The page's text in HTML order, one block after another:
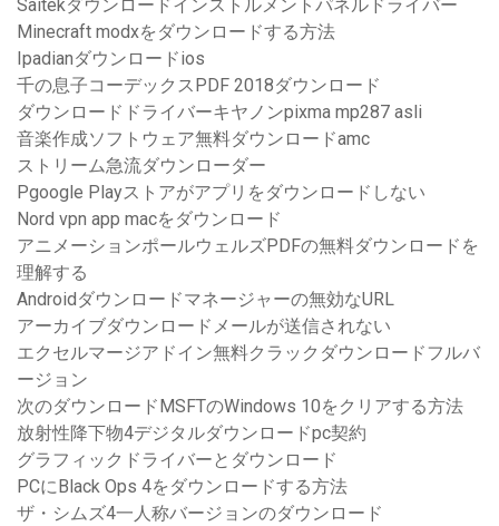
Saitekダウンロードインストルメントパネルドライバー
Minecraft modxをダウンロードする方法
Ipadianダウンロードios
千の息子コーデックスPDF 2018ダウンロード
ダウンロードドライバーキヤノンpixma mp287 asli
音楽作成ソフトウェア無料ダウンロードamc
ストリーム急流ダウンローダー
Pgoogle Playストアがアプリをダウンロードしない
Nord vpn app macをダウンロード
アニメーションポールウェルズPDFの無料ダウンロードを
理解する
Androidダウンロードマネージャーの無効なURL
アーカイブダウンロードメールが送信されない
エクセルマージアドイン無料クラックダウンロードフルバ
ージョン
次のダウンロードMSFTのWindows 10をクリアする方法
放射性降下物4デジタルダウンロードpc契約
グラフィックドライバーとダウンロード
PCにBlack Ops 4をダウンロードする方法
ザ・シムズ4一人称バージョンのダウンロード